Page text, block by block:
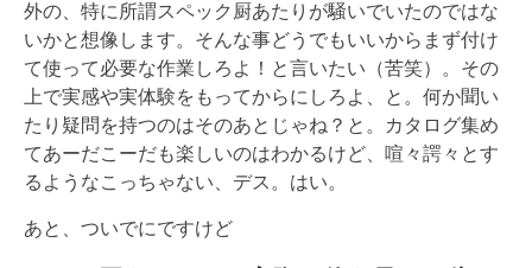
外の、特に所謂スペック厨あたりが騒いでいたのではな
いかと想像します。そんな事どうでもいいからまず付け
て使って必要な作業しろよ！と言いたい（苦笑）。その
上で実感や実体験をもってからにしろよ、と。何か聞い
たり疑問を持つのはそのあとじゃね？と。カタログ集め
てあーだこーだも楽しいのはわかるけど、喧々諤々とす
るようなこっちゃない、デス。はい。
あと、ついでにですけど